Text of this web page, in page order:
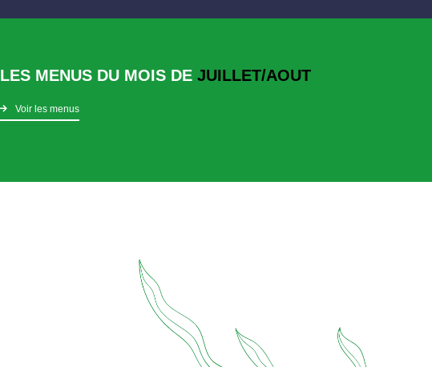
LES MENUS DU MOIS DE JUILLET/AOUT
Voir les menus